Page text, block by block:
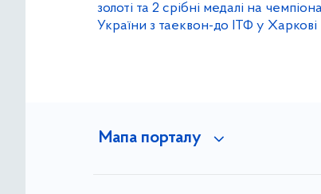
золоті та 2 срібні медалі на
України з таеквон-до ІТФ у Харкові
Мапа порталу